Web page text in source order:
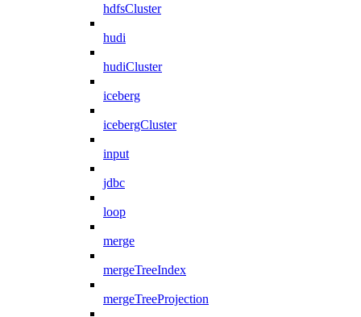
hdfsCluster
hudi
hudiCluster
iceberg
icebergCluster
input
jdbc
loop
merge
mergeTreeIndex
mergeTreeProjection